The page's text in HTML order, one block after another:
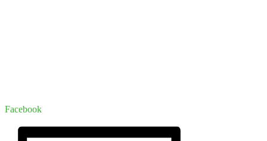
Facebook